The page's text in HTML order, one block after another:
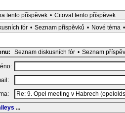
tento příspěvek • Citovat tento příspěvek
fór • Seznam příspěvků • Nové téma •
Seznam diskusních fór • Seznam
...